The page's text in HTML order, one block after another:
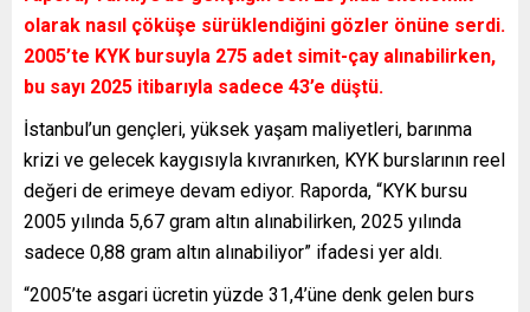
olarak nasıl çöküşe sürüklendiğini gözler önüne serdi.
2005’te KYK bursuyla 275 adet simit-çay alınabilirken,
bu sayı 2025 itibarıyla sadece 43’e düştü.
İstanbul’un gençleri, yüksek yaşam maliyetleri, barınma
krizi ve gelecek kaygısıyla kıvranırken, KYK burslarının reel
değeri de erimeye devam ediyor. Raporda, “KYK bursu
2005 yılında 5,67 gram altın alınabilirken, 2025 yılında
sadece 0,88 gram altın alınabiliyor” ifadesi yer aldı.
“2005’te asgari ücretin yüzde 31,4’üne denk gelen burs